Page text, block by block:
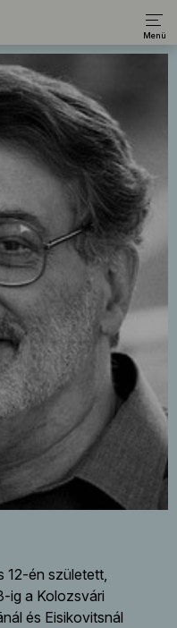
12-én született,
ig a Kolozsvári
és Eisikovitsnál